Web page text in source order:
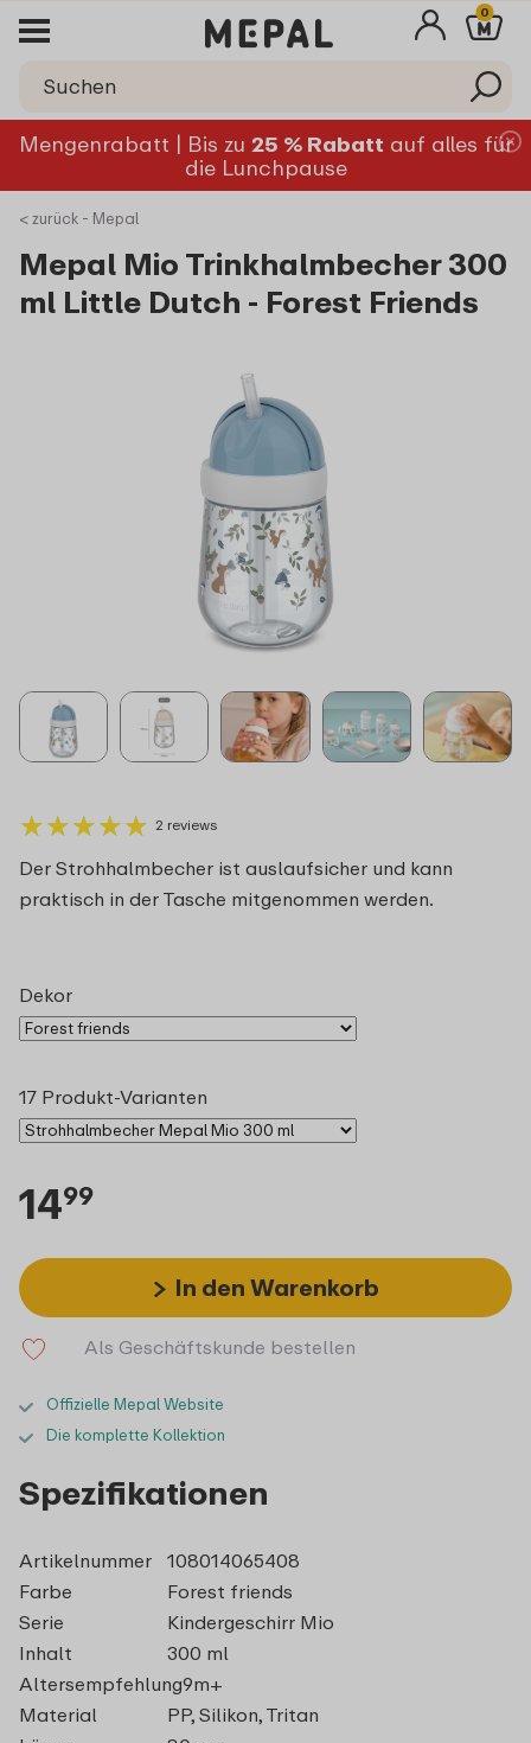
0
Mengenrabatt | Bis zu 25 % Rabatt auf alles für
die Lunchpause
< zurück - Mepal
Mepal Mio Trinkhalmbecher 300
ml Little Dutch - Forest Friends
★★★★★
★★★★★ 2 reviews
Der Strohhalmbecher ist auslaufsicher und kann
praktisch in der Tasche mitgenommen werden.
Dekor
17 Produkt-Varianten
1499
In den Warenkorb
Als Geschäftskunde bestellen
Offizielle Mepal Website
Die komplette Kollektion
Spezifikationen
Artikelnummer
108014065408
Farbe
Forest friends
Serie
Kindergeschirr Mio
Inhalt
300 ml
Altersempfehlung9m+
Material
PP, Silikon, Tritan